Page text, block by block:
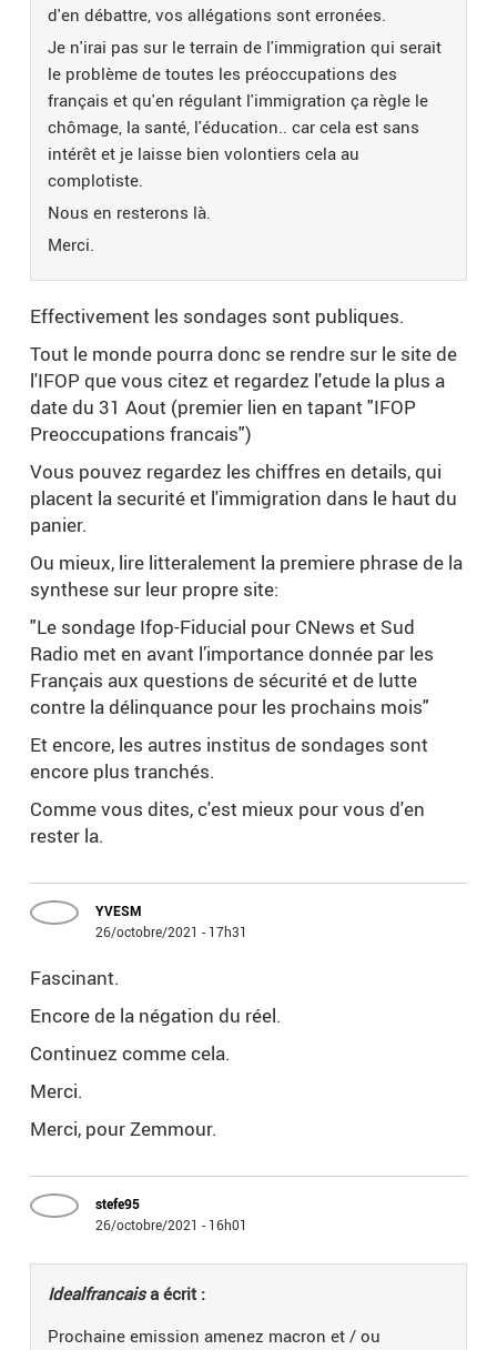
d'en débattre, vos allégations sont erronées.
Je n'irai pas sur le terrain de l'immigration qui serait
le problème de toutes les préoccupations des
français et qu'en régulant l'immigration ça règle le
chômage, la santé, l'éducation.. car cela est sans
intérêt et je laisse bien volontiers cela au
complotiste.
Nous en resterons là.
Merci.
Effectivement les sondages sont publiques.
Tout le monde pourra donc se rendre sur le site de
l'IFOP que vous citez et regardez l'etude la plus a
date du 31 Aout (premier lien en tapant "IFOP
Preoccupations francais")
Vous pouvez regardez les chiffres en details, qui
placent la securité et l'immigration dans le haut du
panier.
Ou mieux, lire litteralement la premiere phrase de la
synthese sur leur propre site:
"Le sondage Ifop-Fiducial pour CNews et Sud
Radio met en avant l’importance donnée par les
Français aux questions de sécurité et de lutte
contre la délinquance pour les prochains mois"
Et encore, les autres institus de sondages sont
encore plus tranchés.
Comme vous dites, c'est mieux pour vous d'en
rester la.
YVESM
26/octobre/2021 - 17h31
Fascinant.
Encore de la négation du réel.
Continuez comme cela.
Merci.
Merci, pour Zemmour.
stefe95
26/octobre/2021 - 16h01
Idealfrancaisa écrit :
Prochaine emission amenez macron et / ou